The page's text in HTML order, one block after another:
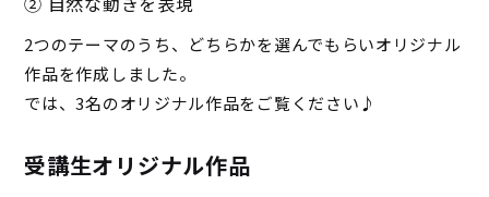
2つのテーマのうち、どちらかを選んでもらいオリジナル
作品を作成しました。
では、3名のオリジナル作品をご覧ください♪
受講生オリジナル作品